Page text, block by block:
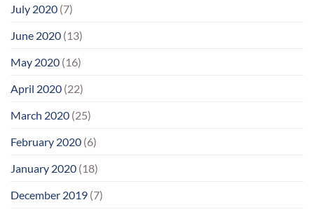
July 2020 (7)
June 2020 (13)
May 2020 (16)
April 2020 (22)
March 2020 (25)
February 2020 (6)
January 2020 (18)
December 2019 (7)